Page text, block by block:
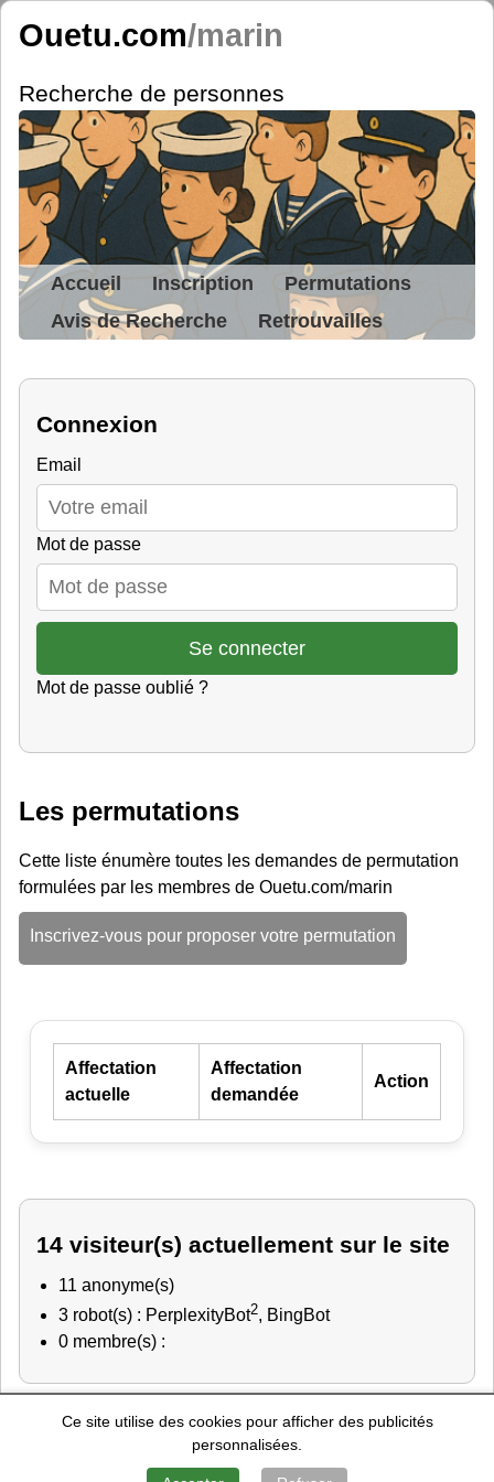
Ce site utilise des cookies pour afficher des publicités
personnalisées.
Ouetu.com/marin
Recherche de personnes
Accueil Inscription
Permutations
Avis de Recherche
Retrouvailles
Connexion
Email
Mot de passe
Mot de passe oublié ?
Les permutations
Cette liste énumère toutes les demandes de permutation
formulées par les membres de Ouetu.com/marin
Inscrivez-vous pour proposer votre permutation
Affectation
actuelle
Affectation
demandée
Action
14 visiteur(s) actuellement sur le site
11 anonyme(s)
3 robot(s) : PerplexityBot2, BingBot
0 membre(s) :
Police Nationale-Education Nationale-Marine Nationale-
Gendarmerie Nationale-Recherche de personnes
Mentions Légales
Contact-A Propos